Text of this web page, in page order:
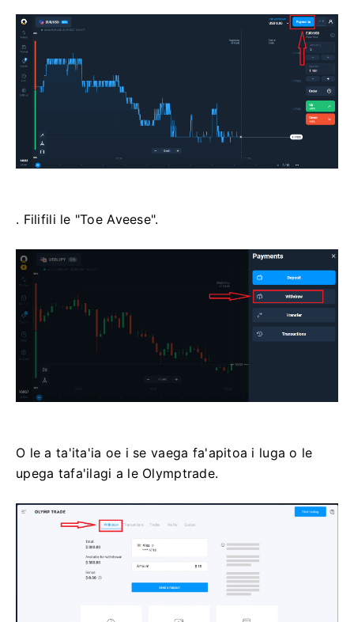
. Filifili le "Toe Aveese".
O le a ta'ita'ia oe i se vaega fa'apitoa i luga o le
upega tafa'ilagi a le Olymptrade.